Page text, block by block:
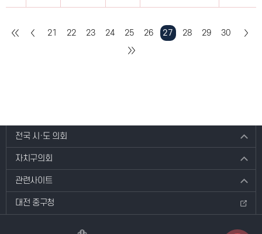
21 22 23 24 25 26 27 28 29 30
전국 시·도 의회
자치구의회
관련사이트
대전 중구청